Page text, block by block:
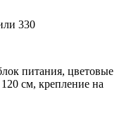
330
питания, цветовые
см, крепление на